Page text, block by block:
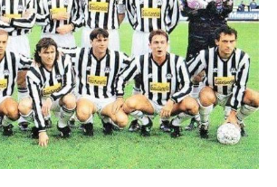
MEETING CENTER
SPONSOR
SQUADRE
SHOP